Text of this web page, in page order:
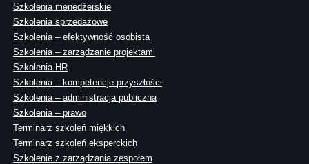
Szkolenia menedżerskie
Szkolenia sprzedażowe
Szkolenia – efektywność osobista
Szkolenia – zarządzanie projektami
Szkolenia HR
Szkolenia – kompetencje przyszłości
Szkolenia – administracja publiczna
Szkolenia – prawo
Terminarz szkoleń miękkich
Terminarz szkoleń eksperckich
Szkolenie z zarządzania zespołem